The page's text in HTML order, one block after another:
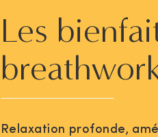
Relaxation profonde,
Les